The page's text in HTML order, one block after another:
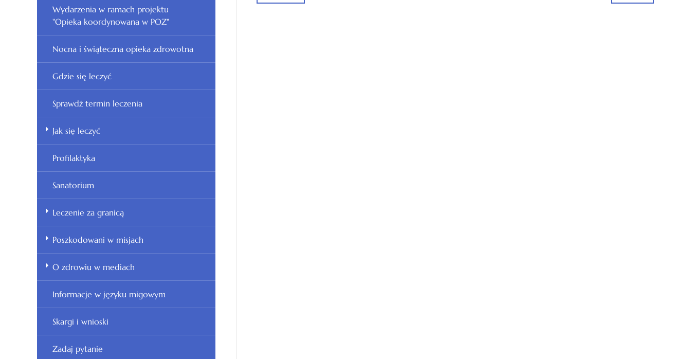
Wydarzenia w ramach projektu
"Opieka koordynowana w POZ"
Nocna i świąteczna opieka zdrowotna
Gdzie się leczyć
Sprawdź termin leczenia
Jak się leczyć
Profilaktyka
Sanatorium
Leczenie za granicą
Poszkodowani w misjach
O zdrowiu w mediach
Informacje w języku migowym
Skargi i wnioski
Zadaj pytanie